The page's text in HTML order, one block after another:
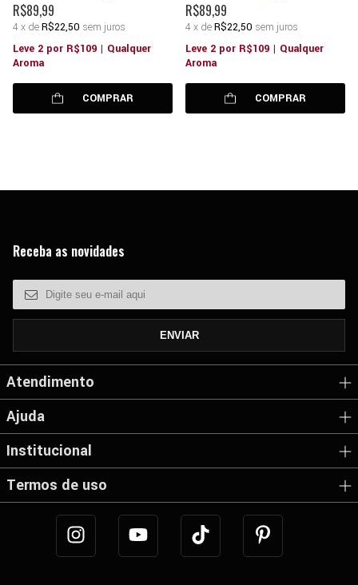
R$89,99
4x deR$22,50 sem juros
Leve 2 por R$109 | Qualquer
Aroma
COMPRAR
R$89,99
4x deR$22,50 sem juros
Leve 2 por R$109 | Qualquer
Aroma
COMPRAR
Receba as novidades
Atendimento
Ajuda
Institucional
Termos de uso